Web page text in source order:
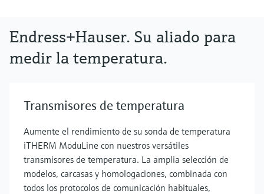
Endress+Hauser. Su aliado para
medir la temperatura.
Transmisores de temperatura
Aumente el rendimiento de su sonda de temperatura
iTHERM ModuLine con nuestros versátiles
transmisores de temperatura. La amplia selección de
modelos, carcasas y homologaciones, combinada con
todos los protocolos de comunicación habituales,